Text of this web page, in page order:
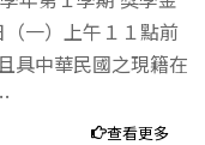
一）上午１１點前
具中華民國之現籍在
查看更多